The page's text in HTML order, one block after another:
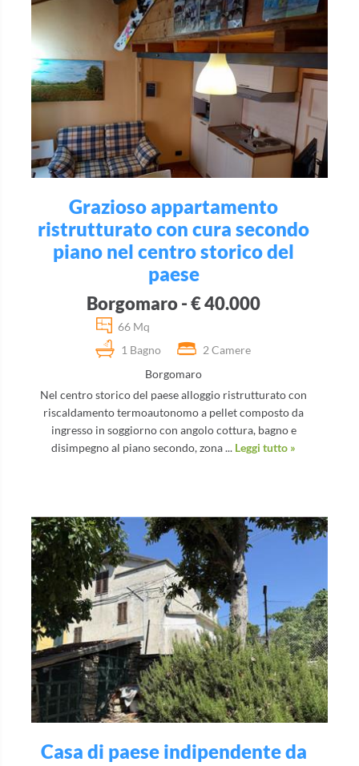
Grazioso appartamento
ristrutturato con cura secondo
piano nel centro storico del
paese
Borgomaro - € 40.000
66 Mq
1 Bagno
2 Camere
Borgomaro
Nel centro storico del paese alloggio ristrutturato con
riscaldamento termoautonomo a pellet composto da
ingresso in soggiorno con angolo cottura, bagno e
disimpegno al piano secondo, zona ... Leggi tutto »
Casa di paese indipendente da